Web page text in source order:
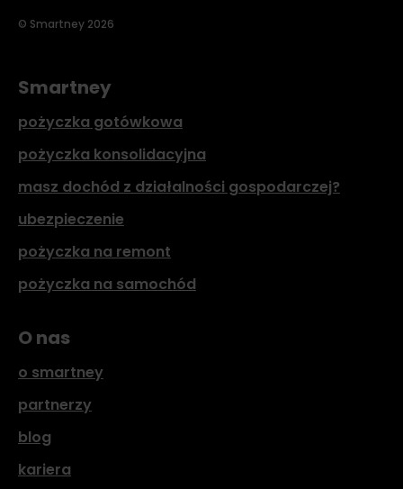
© Smartney 2026
Smartney
pożyczka gotówkowa
pożyczka konsolidacyjna
masz dochód z działalności gospodarczej?
ubezpieczenie
pożyczka na remont
pożyczka na samochód
O nas
o smartney
partnerzy
blog
kariera